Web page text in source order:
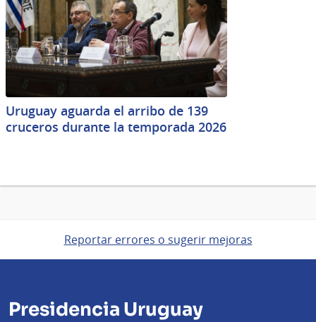
Uruguay aguarda el arribo de 139
cruceros durante la temporada 2026
Reportar errores o sugerir mejoras
Presidencia Uruguay